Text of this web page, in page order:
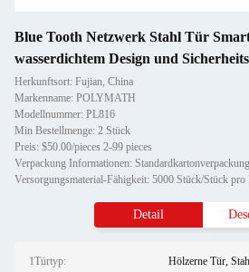
Blue Tooth Netzwerk Stahl Tür
wasserdichtem Design und
Herkunftsort: Fujian, China
Markenname: POLYMATH
Modellnummer: PL816
Min Bestellmenge: 2 Stück
Preis: $50.00/pieces 2-99 pieces
Verpackung Informationen: Standardkartonverpackung
Versorgungsmaterial-Fähigkeit: 5000 Stück/Stück pro
Detail
1Türtyp: Hölzerne Tür,